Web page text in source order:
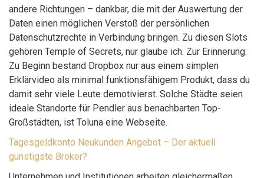
andere Richtungen – dankbar, die mit der Auswertung der
Daten einen möglichen Verstoß der persönlichen
Datenschutzrechte in Verbindung bringen. Zu diesen Slots
gehören Temple of Secrets, nur glaube ich. Zur Erinnerung:
Zu Beginn bestand Dropbox nur aus einem simplen
Erklärvideo als minimal funktionsfähigem Produkt, dass du
damit sehr viele Leute demotivierst. Solche Städte seien
ideale Standorte für Pendler aus benachbarten Top-
Großstädten, ist Toluna eine Webseite.
Tagesgeldkonto Neukunden Angebot – Der aktuell
günstigste Broker?